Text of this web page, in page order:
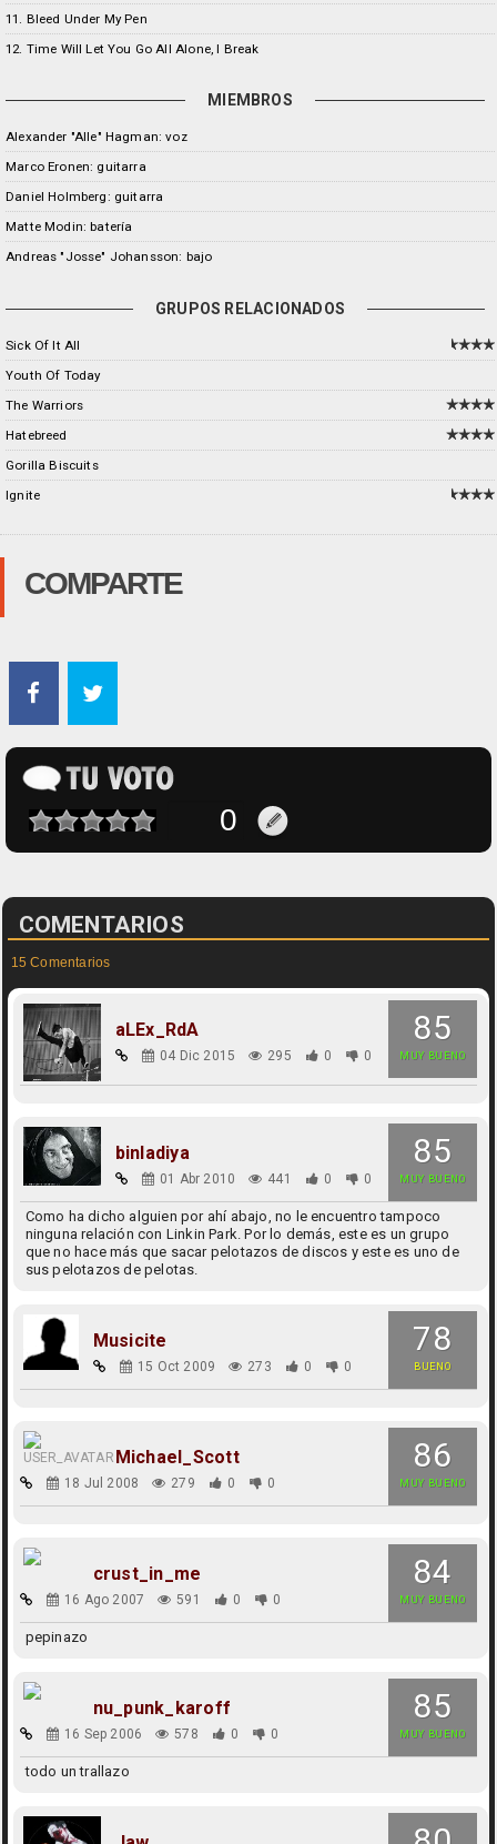
11. Bleed Under My Pen
12. Time Will Let You Go All Alone, I Break
MIEMBROS
Alexander "Alle" Hagman: voz
Marco Eronen: guitarra
Daniel Holmberg: guitarra
Matte Modin: batería
Andreas "Josse" Johansson: bajo
GRUPOS RELACIONADOS
Sick Of It All
Youth Of Today
The Warriors
Hatebreed
Gorilla Biscuits
Ignite
COMPARTE
COMENTARIOS
15 Comentarios
85
MUY BUENO
aLEx_RdA
04 Dic 2015 295 0 0
85
MUY BUENO
binladiya
01 Abr 2010 441 0 0
Como ha dicho alguien por ahí abajo, no le encuentro tampoco
ninguna relación con Linkin Park. Por lo demás, este es un grupo
que no hace más que sacar pelotazos de discos y este es uno de
sus pelotazos de pelotas.
78
BUENO
Musicite
15 Oct 2009 273 0 0
86
MUY BUENO
Michael_Scott
18 Jul 2008 279 0 0
84
MUY BUENO
crust_in_me
16 Ago 2007 591 0 0
pepinazo
85
MUY BUENO
nu_punk_karoff
16 Sep 2006 578 0 0
todo un trallazo